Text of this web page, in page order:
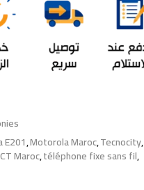
E201,Motorola Maroc,Tecnocity,
Maroc,téléphone fixe sans fil,